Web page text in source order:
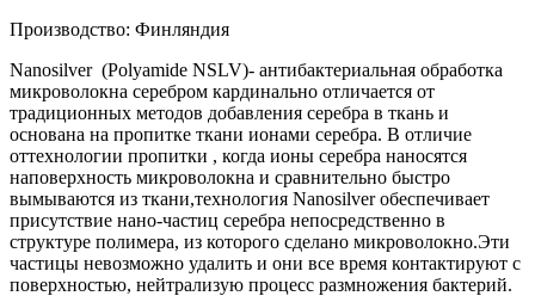
Производство: Финляндия
Nanosilver (Polyamide NSLV)- антибактериальная обработка
микроволокна серебром кардинально отличается от
традиционных методов добавления серебра в ткань и
основана на пропитке ткани ионами серебра. В отличие
оттехнологии пропитки , когда ионы серебра наносятся
наповерхность микроволокна и сравнительно быстро
вымываются из ткани,технология Nanosilver обеспечивает
присутствие нано-частиц серебра непосредственно в
структуре полимера, из которого сделано микроволокно.Эти
частицы невозможно удалить и они все время контактируют с
поверхностью, нейтрализую процесс размножения бактерий.